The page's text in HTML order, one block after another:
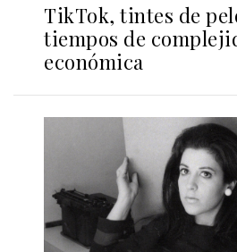
TikTok, tintes de
tiempos de
económica